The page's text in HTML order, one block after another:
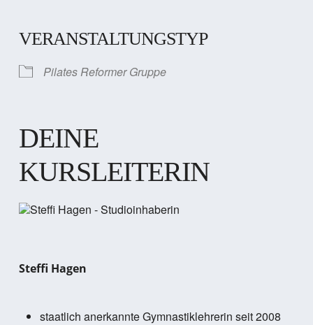
VERANSTALTUNGSTYP
Pilates Reformer Gruppe
DEINE
KURSLEITERIN
Steffi Hagen
staatlich anerkannte Gymnastiklehrerin seit 2008